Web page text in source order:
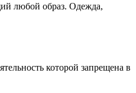
любой образ. Одежда,
которой запрещена в